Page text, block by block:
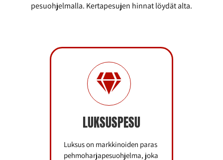
pesuohjelmalla. Kertapesujen hinnat löydät alta.
LUKSUSPESU
Luksus on markkinoiden paras
pehmoharjapesuohjelma, joka